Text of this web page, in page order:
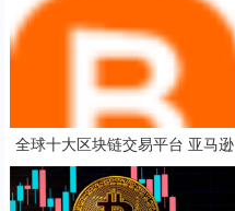
全球十大区块链交易平台 亚马逊
交易平台平台代币